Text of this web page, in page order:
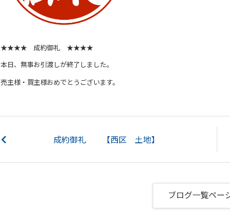
★★★★ 成約御礼 ★★★★
本日、無事お引渡しが終了しました。
売主様・買主様おめでとうございます。
成約御礼 【西区 土地】
ブログ一覧ペー